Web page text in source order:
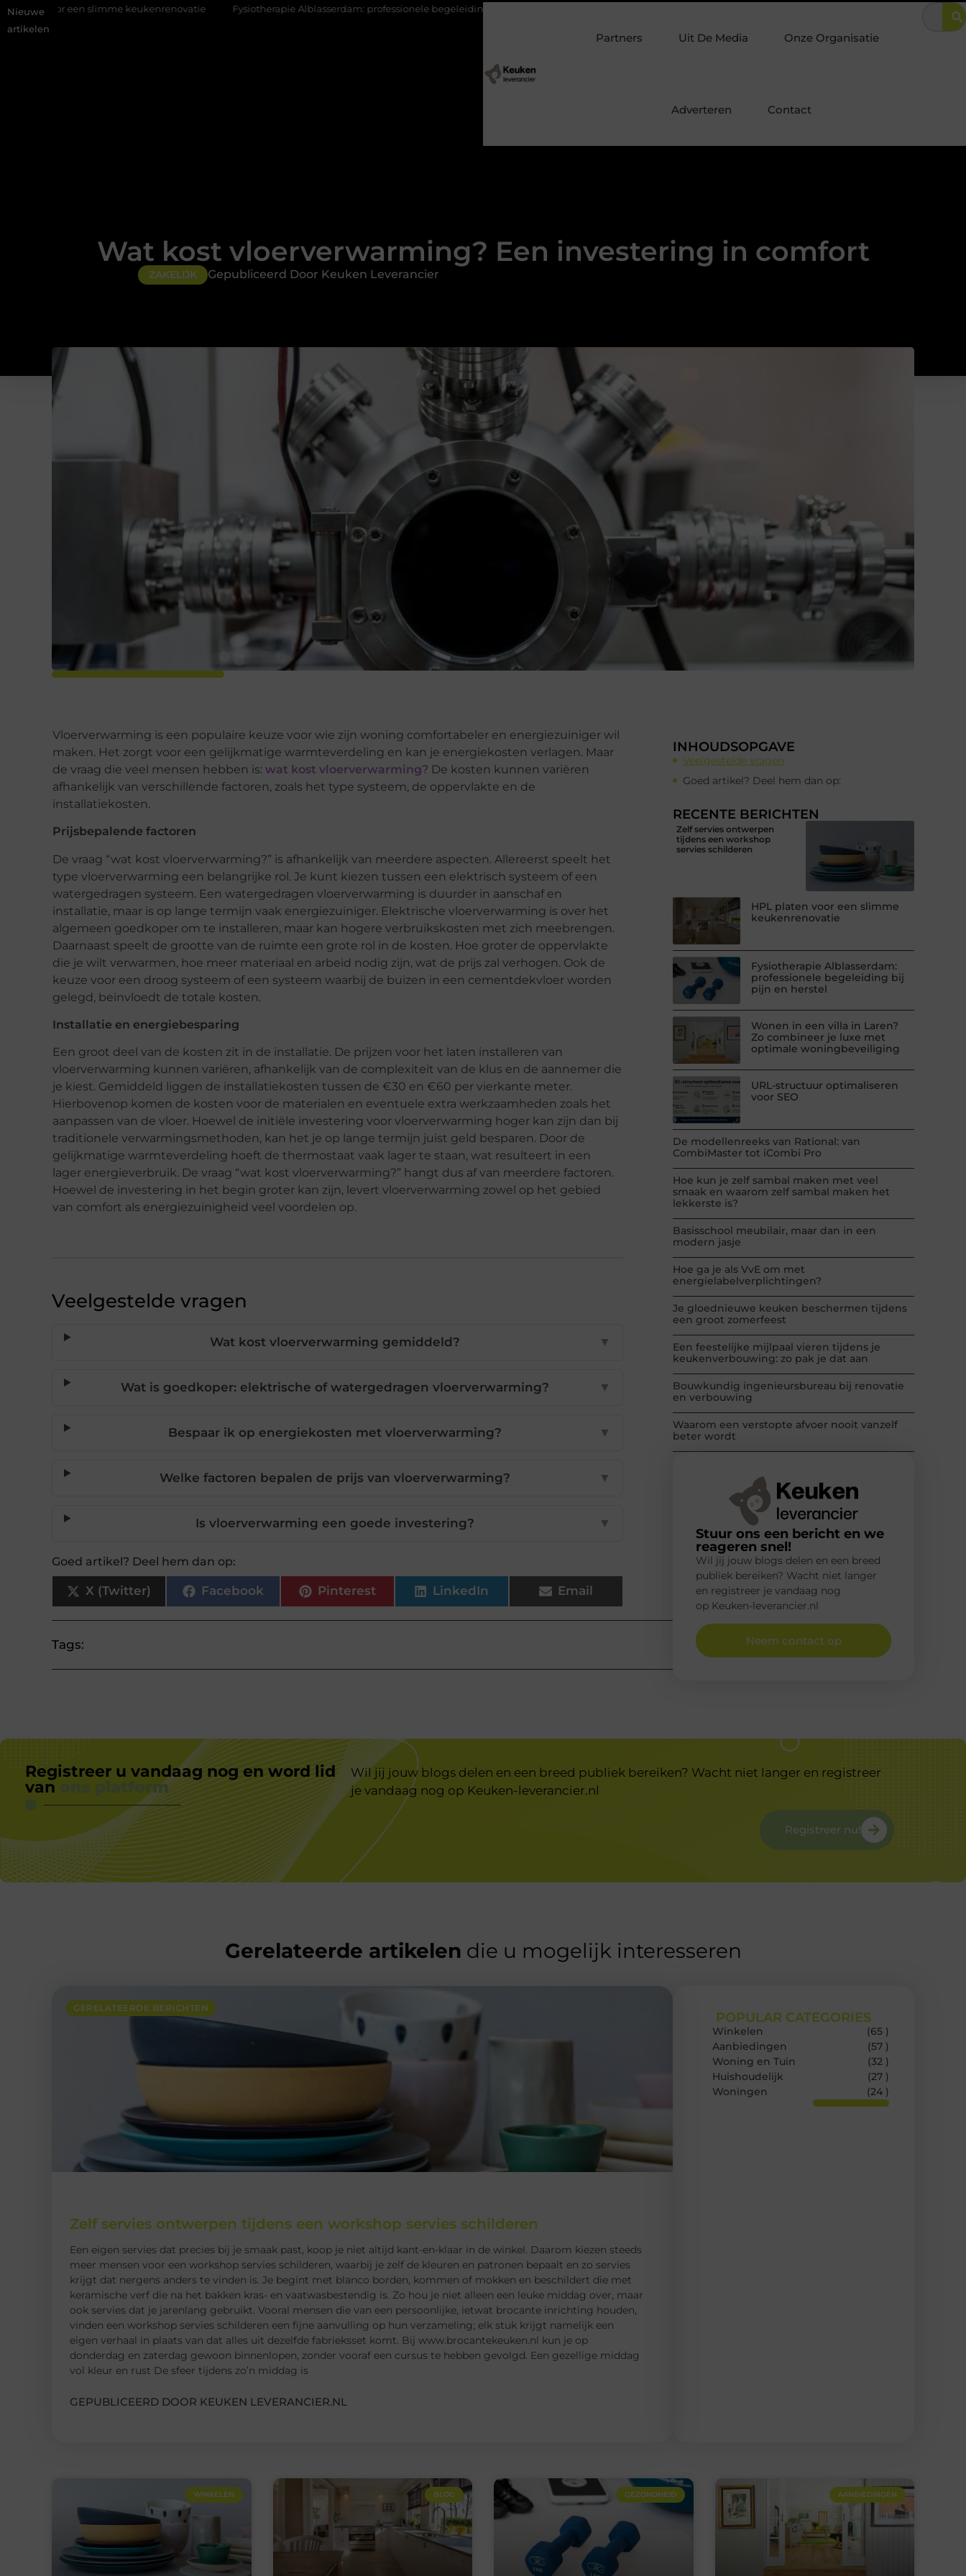
Nieuwe
artikelen
keukenrenovatie Fysiotherapie Alblasserdam: professionele begeleiding bij pijn en herstel URL-
Partners Uit De Media Onze Organisatie
Adverteren Contact
Wat kost vloerverwarming? Een investering in comfort
ZAKELIJK Gepubliceerd Door Keuken Leverancier
Vloerverwarming is een populaire keuze voor wie zijn woning comfortabeler en energiezuiniger wil
maken. Het zorgt voor een gelijkmatige warmteverdeling en kan je energiekosten verlagen. Maar
de vraag die veel mensen hebben is: wat kost vloerverwarming? De kosten kunnen variëren
afhankelijk van verschillende factoren, zoals het type systeem, de oppervlakte en de
installatiekosten.
Prijsbepalende factoren
De vraag “wat kost vloerverwarming?” is afhankelijk van meerdere aspecten. Allereerst speelt het
type vloerverwarming een belangrijke rol. Je kunt kiezen tussen een elektrisch systeem of een
watergedragen systeem. Een watergedragen vloerverwarming is duurder in aanschaf en
installatie, maar is op lange termijn vaak energiezuiniger. Elektrische vloerverwarming is over het
algemeen goedkoper om te installeren, maar kan hogere verbruikskosten met zich meebrengen.
Daarnaast speelt de grootte van de ruimte een grote rol in de kosten. Hoe groter de oppervlakte
die je wilt verwarmen, hoe meer materiaal en arbeid nodig zijn, wat de prijs zal verhogen. Ook de
keuze voor een droog systeem of een systeem waarbij de buizen in een cementdekvloer worden
gelegd, beïnvloedt de totale kosten.
Installatie en energiebesparing
Een groot deel van de kosten zit in de installatie. De prijzen voor het laten installeren van
vloerverwarming kunnen variëren, afhankelijk van de complexiteit van de klus en de aannemer die
je kiest. Gemiddeld liggen de installatiekosten tussen de €30 en €60 per vierkante meter.
Hierbovenop komen de kosten voor de materialen en eventuele extra werkzaamheden zoals het
aanpassen van de vloer. Hoewel de initiële investering voor vloerverwarming hoger kan zijn dan bij
traditionele verwarmingsmethoden, kan het je op lange termijn juist geld besparen. Door de
gelijkmatige warmteverdeling hoeft de thermostaat vaak lager te staan, wat resulteert in een
lager energieverbruik. De vraag “wat kost vloerverwarming?” hangt dus af van meerdere factoren.
Hoewel de investering in het begin groter kan zijn, levert vloerverwarming zowel op het gebied
van comfort als energiezuinigheid veel voordelen op.
Veelgestelde vragen
Wat kost vloerverwarming gemiddeld? ▼
Wat is goedkoper: elektrische of watergedragen vloerverwarming? ▼
Bespaar ik op energiekosten met vloerverwarming? ▼
Welke factoren bepalen de prijs van vloerverwarming? ▼
Is vloerverwarming een goede investering? ▼
Goed artikel? Deel hem dan op:
X (Twitter) Facebook Pinterest LinkedIn Email
Tags:
INHOUDSOPGAVE
Veelgestelde vragen
Goed artikel? Deel hem dan op:
RECENTE BERICHTEN
Zelf servies ontwerpen
tijdens een workshop
servies schilderen
HPL platen voor een slimme
keukenrenovatie
Fysiotherapie Alblasserdam:
professionele begeleiding bij
pijn en herstel
Wonen in een villa in Laren?
Zo combineer je luxe met
optimale woningbeveiliging
URL-structuur optimaliseren
voor SEO
De modellenreeks van Rational: van
CombiMaster tot iCombi Pro
Hoe kun je zelf sambal maken met veel
smaak en waarom zelf sambal maken het
lekkerste is?
Basisschool meubilair, maar dan in een
modern jasje
Hoe ga je als VvE om met
energielabelverplichtingen?
Je gloednieuwe keuken beschermen tijdens
een groot zomerfeest
Een feestelijke mijlpaal vieren tijdens je
keukenverbouwing: zo pak je dat aan
Bouwkundig ingenieursbureau bij renovatie
en verbouwing
Waarom een verstopte afvoer nooit vanzelf
beter wordt
Stuur ons een bericht en we
reageren snel!
Wil jij jouw blogs delen en een breed
publiek bereiken? Wacht niet langer
en registreer je vandaag nog
op Keuken-leverancier.nl
Neem contact op
Registreer u vandaag nog en word lid
van
ons platform
Wil jij jouw blogs delen en een breed publiek bereiken? Wacht niet langer en registreer
je vandaag nog op Keuken-leverancier.nl
Registreer nu!
Gerelateerde artikelen die u mogelijk interesseren
GERELATEERDE BERICHTEN
Zelf servies ontwerpen tijdens een workshop servies schilderen
Een eigen servies dat precies bij je smaak past, koop je niet altijd kant-en-klaar in de winkel. Daarom kiezen steeds
meer mensen voor een workshop servies schilderen, waarbij je zelf de kleuren en patronen bepaalt en zo servies
krijgt dat nergens anders te vinden is. Je begint met blanco borden, kommen of mokken en beschildert die met
keramische verf die na het bakken kras- en vaatwasbestendig is. Zo hou je niet alleen een leuke middag over, maar
ook servies dat je jarenlang gebruikt. Vooral mensen die van een persoonlijke, ietwat brocante inrichting houden,
vinden een workshop servies schilderen een fijne aanvulling op hun verzameling; elk stuk krijgt namelijk een
eigen verhaal in plaats van dat alles uit dezelfde fabrieksset komt. Bij www.brocantekeuken.nl kun je op
donderdag en zaterdag gewoon binnenlopen, zonder vooraf een cursus te hebben gevolgd. Een gezellige middag
vol kleur en rust De sfeer tijdens zo’n middag is
GEPUBLICEERD DOOR KEUKEN LEVERANCIER.NL
POPULAR CATEGORIES
Winkelen
(65 )
Aanbiedingen
(57 )
Woning en Tuin
(32 )
Huishoudelijk
(27 )
Woningen
(24 )
WINKELEN BLOG GEZONDHEID AANBIEDINGEN